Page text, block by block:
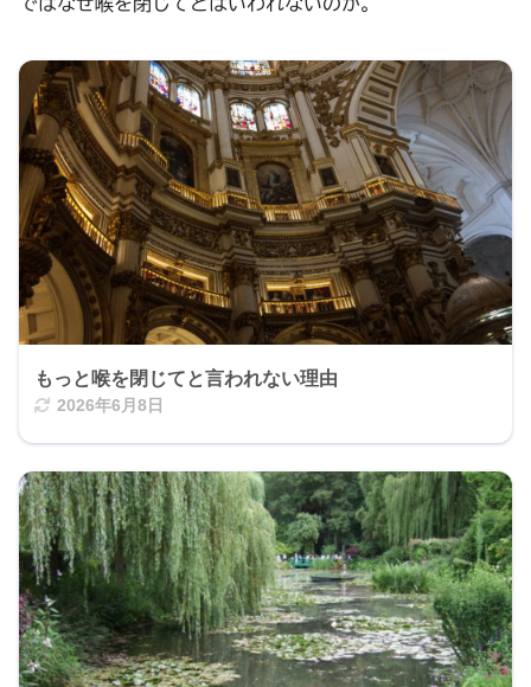
ではなぜ喉を閉じてとはいわれないのか。
もっと喉を閉じてと言われない理由
2026年6月8日